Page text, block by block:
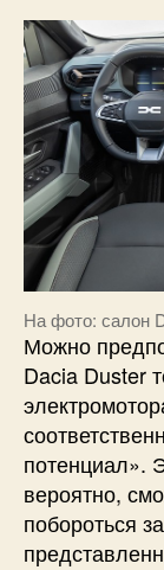
На фото: салон
Можно
Dacia Duster
потенциал».
вероятно,
побороться